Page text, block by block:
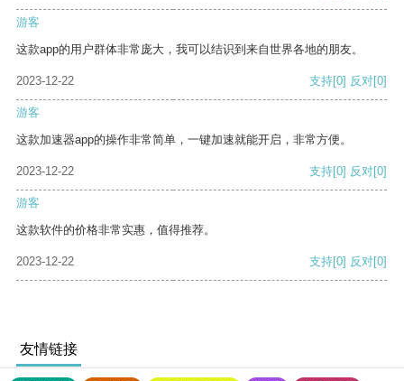
游客
这款app的用户群体非常庞大，我可以结识到来自世界各地的朋友。
2023-12-22 支持[0] 反对[0]
游客
这款加速器app的操作非常简单，一键加速就能开启，非常方便。
2023-12-22 支持[0] 反对[0]
游客
这款软件的价格非常实惠，值得推荐。
2023-12-22 支持[0] 反对[0]
友情链接